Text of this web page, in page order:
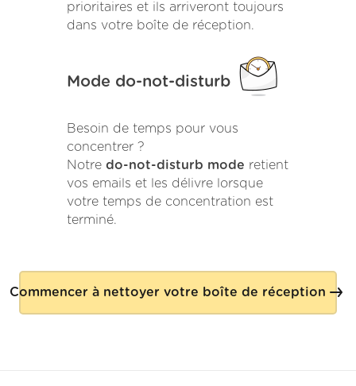
prioritaires et ils arriveront toujours
dans votre boîte de réception.
Mode do-not-disturb
Besoin de temps pour vous
concentrer ?
Notre do-not-disturb mode retient
vos emails et les délivre lorsque
votre temps de concentration est
terminé.
Commencer à nettoyer votre boîte de réception